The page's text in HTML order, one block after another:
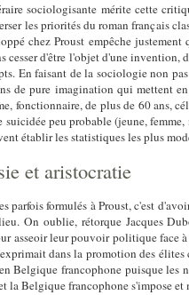
sociologisante mérite cette
les priorités du roman français
chez Proust empêche
cesser d'être l'objet d'une
En faisant de la sociologie non
de pure imagination qui mettent
fonctionnaire, de plus de 60 ans,
suicidée peu probable (jeune,
établir les statistiques les plus
et aristocratie
parfois formulés à Proust, c'est
On oublie, rétorque Jacques
asseoir leur pouvoir politique face
dans la promotion des élites
Belgique francophone puisque les
la Belgique francophone s'impose